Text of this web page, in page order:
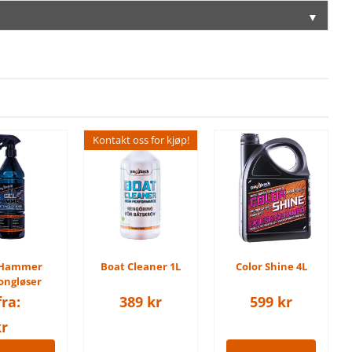
▼
Kontakt oss for kjøp!
Boat Cleaner 1L
389 kr
Color Shine 4L
599 kr